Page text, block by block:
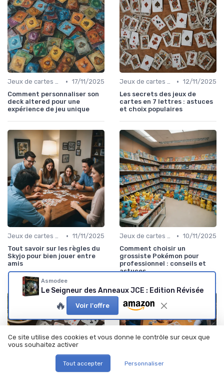
Jeux de cartes modernes • 17/11/2025
Comment personnaliser son
deck altered pour une
expérience de jeu unique
Jeux de cartes modernes • 12/11/2025
Les secrets des jeux de
cartes en 7 lettres : astuces
et choix populaires
Jeux de cartes modernes • 11/11/2025
Tout savoir sur les règles du
Skyjo pour bien jouer entre
amis
Jeux de cartes à collectionner • 10/11/2025
Comment choisir un
grossiste Pokémon pour
professionnel : conseils et
astuces
Asmodee
Le Seigneur des Anneaux JCE : Edition Révisée
🔥 Voir l'offre
Ce site utilise des cookies et vous donne le contrôle sur ceux que
vous souhaitez activer
Tout accepter Personnaliser